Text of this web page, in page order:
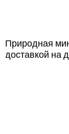
Природная
доставкой на